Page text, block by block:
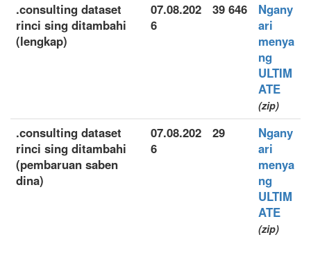
.consulting dataset
rinci sing ditambahi
(lengkap)
07.08.202
6
39 646
Ngany
ari
menya
ng
ULTIM
ATE
(zip)
.consulting dataset
rinci sing ditambahi
(pembaruan saben
dina)
07.08.202
6
29
Ngany
ari
menya
ng
ULTIM
ATE
(zip)